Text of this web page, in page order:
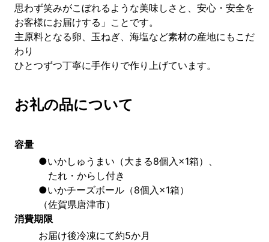
思わず笑みがこぼれるような美味しさと、安心・安全を
お客様にお届けする」ことです。
主原料となる卵、玉ねぎ、海塩など素材の産地にもこだ
わり
ひとつずつ丁寧に手作りで作り上げています。
お礼の品について
容量
●いかしゅうまい（大まる8個入×1箱）、
たれ・からし付き
●いかチーズボール（8個入×1箱）
（佐賀県唐津市）
消費期限
お届け後冷凍にて約5か月